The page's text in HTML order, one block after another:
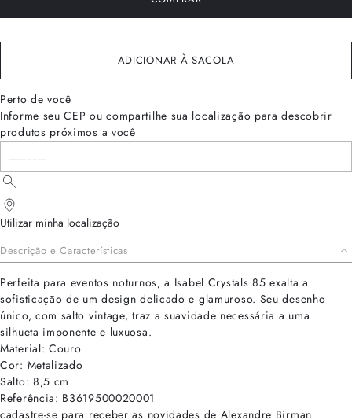
ADICIONAR À SACOLA
Perto de você
Informe seu CEP ou compartilhe sua localização para descobrir
produtos próximos a você
Utilizar minha localização
Descrição e Características
Perfeita para eventos noturnos, a Isabel Crystals 85 exalta a
sofisticação de um design delicado e glamuroso. Seu desenho
único, com salto vintage, traz a suavidade necessária a uma
silhueta imponente e luxuosa.
Material: Couro
Cor: Metalizado
Salto: 8,5 cm
Referência: B3619500020001
cadastre-se para receber as novidades de Alexandre Birman